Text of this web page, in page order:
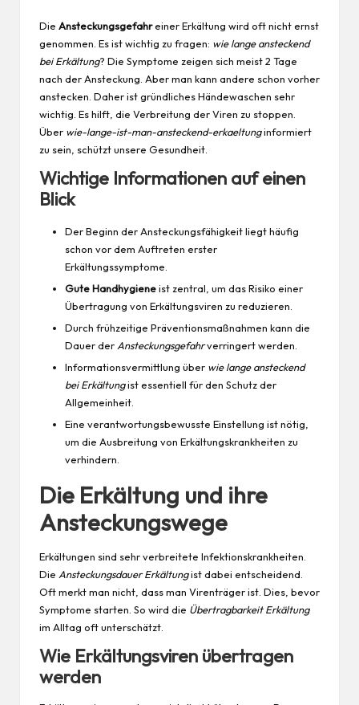
Die Ansteckungsgefahreiner Erkältung wird oft nicht ernst
genommen. Es ist wichtig zu fragen: wie lange ansteckend
bei Erkältung? Die Symptome zeigen sich meist 2 Tage
nach der Ansteckung. Aber man kann andere schon vorher
anstecken. Daher ist gründliches Händewaschen sehr
wichtig. Es hilft, die Verbreitung der Viren zu stoppen.
Über wie-lange-ist-man-ansteckend-erkaeltunginformiert
zu sein, schützt unsere Gesundheit
Wichtige Informationen auf einen
Blick
Der Beginn der Ansteckungsfähigkeit liegt häufig
schon vor dem Auftreten erster
Erkältungssymptome.
Gute Handhygieneist zentral, um das Risiko einer
Übertragung von Erkältungsviren zu reduzieren.
Durch frühzeitige Präventionsmaßnahmen kann die
Dauer der Ansteckungsgefahrverringert werden.
Informationsvermittlung über wie lange ansteckend
bei Erkältungist essentiell für den Schutz der
Allgemeinheit.
Eine verantwortungsbewusste Einstellung ist nötig,
um die Ausbreitung von Erkältungskrankheiten zu
verhindern.
Die Erkältung und ihre
Ansteckungswege
Erkältungen sind sehr verbreitete Infektionskrankheiten.
Die Ansteckungsdauer Erkältungist dabei entscheidend.
Oft merkt man nicht, dass man Virenträger ist. Dies, bevor
Symptome starten. So wird die Übertragbarkeit Erkältung
im Alltag oft unterschätzt.
Wie Erkältungsviren übertragen
werden